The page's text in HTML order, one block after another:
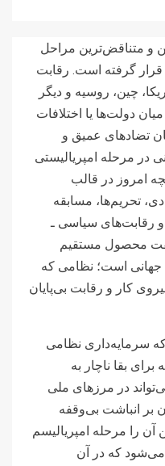
و متناقض‌ترین مراحل
قرار گرفته است. رقابت
چین، روسیه و دیگر
دولت‌ها یا اختلافات
تضادهای عمیق و
در مرحله امپریالیستی
امروز در قالب
تحریم‌ها، مسابقه
رقابت‌های سیاسی ـ
محصول مستقیم
جهانی است؛ نظامی که
کار و رقابت بی‌پایان
که سرمایه‌داری نظامی
بقا ناچار به
در مرزهای ملی
بر انباشت بی‌وقفه
آن را مرحله امپریالیسم
می‌شود که در آن